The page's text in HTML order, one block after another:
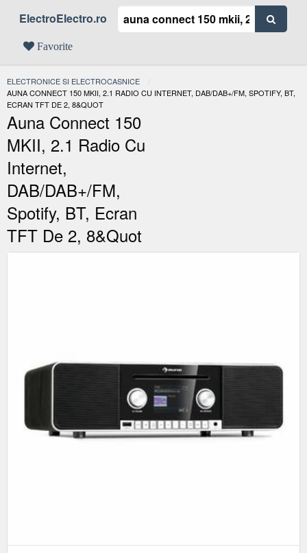
ElectroElectro.ro
Favorite
ELECTRONICE SI ELECTROCASNICE
ACTUAL:
AUNA CONNECT 150 MKII, 2.1 RADIO CU INTERNET, DAB/DAB+/FM, SPOTIFY, BT,
ECRAN TFT DE 2, 8&QUOT
Auna Connect 150
MKII, 2.1 Radio Cu
Internet,
DAB/DAB+/FM,
Spotify, BT, Ecran
TFT De 2, 8&quot